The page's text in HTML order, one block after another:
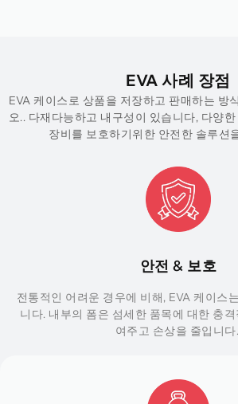
EVA 사례 장점
EVA 케이스로 상품을 저장하고 판매하는 방
오.. 다재다능하고 내구성이 있습니다, 다양
장비를 보호하기위한 안전한 솔루션
안전 & 보호
전통적인 어려운 경우에 비해, EVA 케이스
니다. 내부의 폼은 섬세한 품목에 대한 충
여주고 손상을 줄입니다